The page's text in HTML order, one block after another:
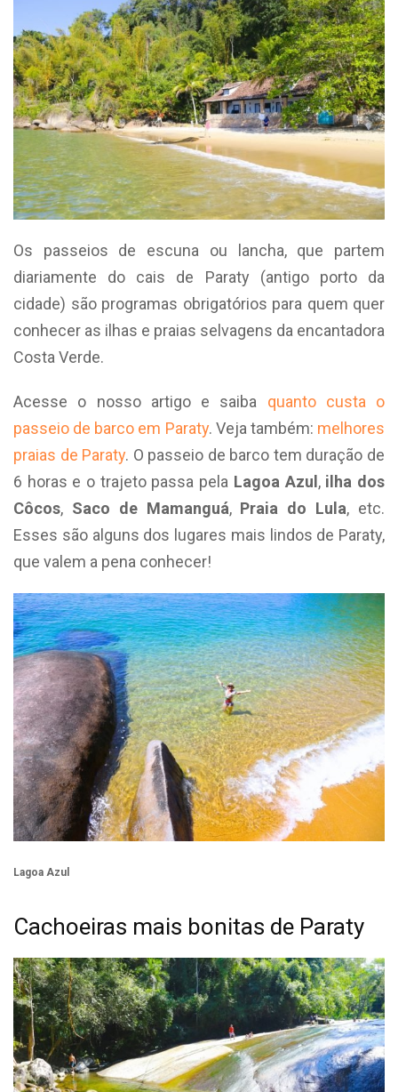
Os passeios de escuna ou lancha, que partem
diariamente do cais de Paraty (antigo porto da
cidade) são programas obrigatórios para quem quer
conhecer as ilhas e praias selvagens da encantadora
Costa Verde.
Acesse o nosso artigo e saiba quanto custa o
passeio de barco em Paraty. Veja também: melhores
praias de Paraty. O passeio de barco tem duração de
6 horas e o trajeto passa pela Lagoa Azul , ilha dos
Côcos, Saco de Mamanguá, Praia do Lula, etc.
Esses são alguns dos lugares mais lindos de Paraty,
que valem a pena conhecer!
Lagoa Azul
Cachoeiras mais bonitas de Paraty